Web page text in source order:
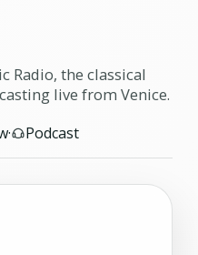
Radio, the classical
live from Venice.
· Podcast